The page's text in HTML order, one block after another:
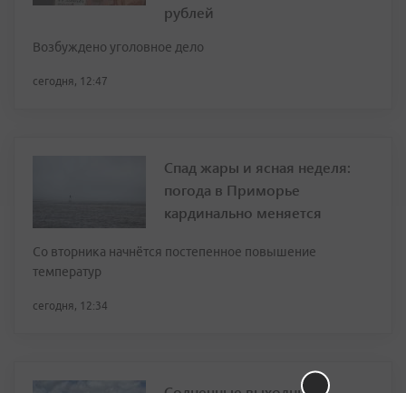
рублей
Возбуждено уголовное дело
сегодня, 12:47
Спад жары и ясная неделя:
погода в Приморье
кардинально меняется
Со вторника начнётся постепенное повышение
температур
сегодня, 12:34